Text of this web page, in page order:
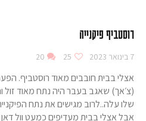
רוסטביף פיקנייה
7 בינואר 2023 25
20
אצלי בבית חובבים מאוד רוסטביף.
(צ׳אך) שאגב בעבר היה נתח מאוד זול
שלו עלה..לרוב מגישים את נתח
אבל אצלי בבית מעדיפים כמעט וול דאן